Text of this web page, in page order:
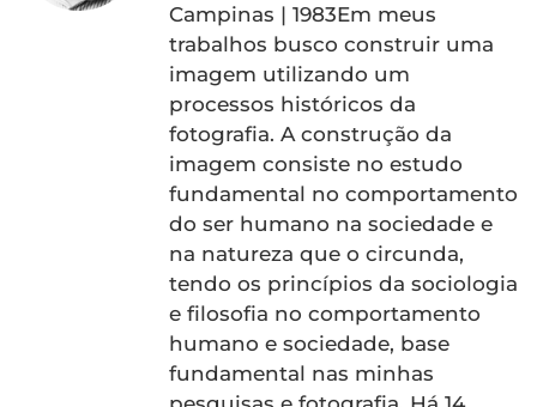
Campinas | 1983Em meus
trabalhos busco construir uma
imagem utilizando um
processos históricos da
fotografia. A construção da
imagem consiste no estudo
fundamental no comportamento
do ser humano na sociedade e
na natureza que o circunda,
tendo os princípios da sociologia
e filosofia no comportamento
humano e sociedade, base
fundamental nas minhas